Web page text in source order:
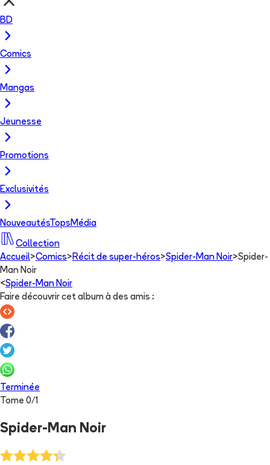
BD
Comics
Mangas
Jeunesse
Promotions
Exclusivités
NouveautésTops Média
Collection
Accueil>Comics> Récit de super-héros>Spider-Man Noir>Spider-
Man Noir
<Spider-Man Noir
Faire découvrir cet album à des amis :
Terminée
Tome 0/1
Spider-Man Noir